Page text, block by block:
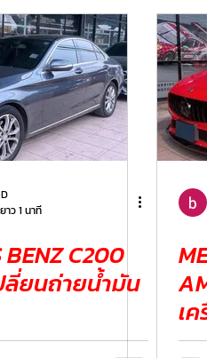
ยาว 1 นาที
BENZ C200
ลี่ยนถ่ายน้ำมัน
AMG เป
เ